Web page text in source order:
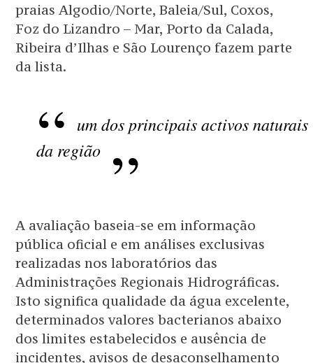
praias Algodio/Norte, Baleia/Sul, Coxos,
Foz do Lizandro – Mar, Porto da Calada,
Ribeira d’Ilhas e São Lourenço fazem parte
da lista.
um dos principais activos naturais
da região
A avaliação baseia-se em informação
pública oficial e em análises exclusivas
realizadas nos laboratórios das
Administrações Regionais Hidrográficas.
Isto significa qualidade da água excelente,
determinados valores bacterianos abaixo
dos limites estabelecidos e ausência de
incidentes, avisos de desaconselhamento